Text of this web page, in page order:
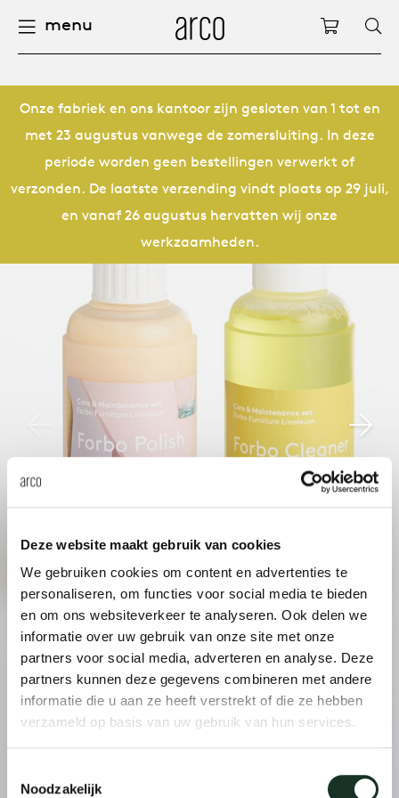
Deze website maakt gebruik van cookies
We gebruiken cookies om content en advertenties te
personaliseren, om functies voor social media te bieden
en om ons websiteverkeer te analyseren. Ook delen we
informatie over uw gebruik van onze site met onze
partners voor social media, adverteren en analyse. Deze
partners kunnen deze gegevens combineren met andere
informatie die u aan ze heeft verstrekt of die ze hebben
verzameld op basis van uw gebruik van hun services.
Noodzakelijk
alle
local
producten
dew
dew
enso
enso
vision
vision
alle
alle
alle
kami
Collectie
arco
for
hout
mensen
uli
jorre
ivan
onze
pers
Over Arco
nederlands
international
menu Arco
Onze fabriek en ons kantoor zijn gesloten van 1 tot en
met 23 augustus vanwege de zomersluiting. In deze
periode worden geen bestellingen verwerkt of
verzonden. De laatste verzending vindt plaats op 29 juli,
en vanaf 26 augustus hervatten wij onze
werkzaamheden.